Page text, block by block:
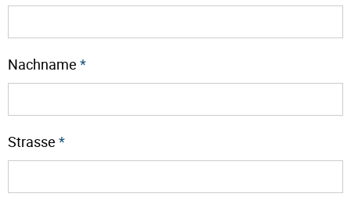
Nachname *
Strasse *